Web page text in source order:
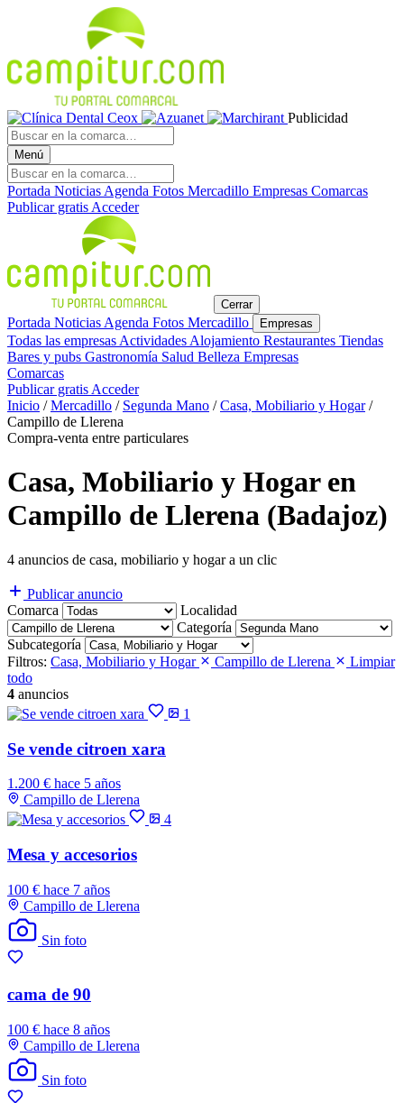
Publicidad
Menú
Portada Noticias Agenda Fotos Mercadillo Empresas Comarcas
Publicar gratis Acceder
Cerrar
Portada Noticias Agenda Fotos Mercadillo Empresas
Todas las empresas Actividades Alojamiento Restaurantes Tiendas
Bares y pubs Gastronomía Salud Belleza Empresas
Comarcas
Publicar gratis Acceder
Inicio / Mercadillo / Segunda Mano / Casa, Mobiliario y Hogar /
Campillo de Llerena
Compra-venta entre particulares
Casa, Mobiliario y Hogar en
Campillo de Llerena (Badajoz)
4 anuncios de casa, mobiliario y hogar a un clic
Publicar anuncio
Comarca
Localidad
Categoría
Subcategoría
Filtros: Casa, Mobiliario y Hogar Campillo de Llerena
Limpiar
todo
4 anuncios
1
Se vende citroen xara
1.200 € hace 5 años
Campillo de Llerena
4
Mesa y accesorios
100 € hace 7 años
Campillo de Llerena
Sin foto
cama de 90
100 € hace 8 años
Campillo de Llerena
Sin foto